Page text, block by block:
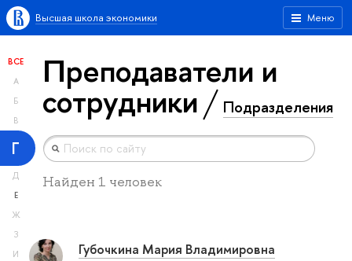
Меню
Высшая школа экономики
ВСЕ
А
Б
В
Г
Д
Е
Ж
З
И
Преподаватели и
сотрудники Подразделения
Найден 1 человек
Губочкина Мария Владимировна